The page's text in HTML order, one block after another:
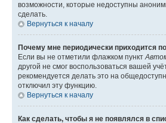
возможности, которые недоступны
сделать.
Вернуться к началу
Почему мне периодически приходится
Если вы не отметили флажком пункт
другой не смог воспользоваться вашей
рекомендуется делать это на
отключил эту функцию.
Вернуться к началу
Как сделать, чтобы я не появлялся в